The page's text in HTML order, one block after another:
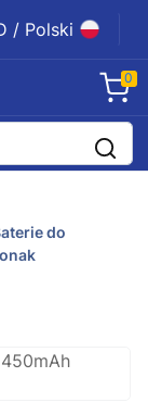
/ Polski
0
do